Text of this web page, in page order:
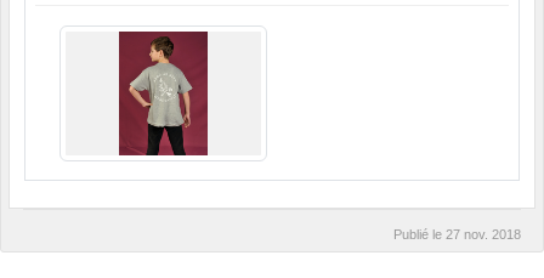
Publié le 27 nov. 2018